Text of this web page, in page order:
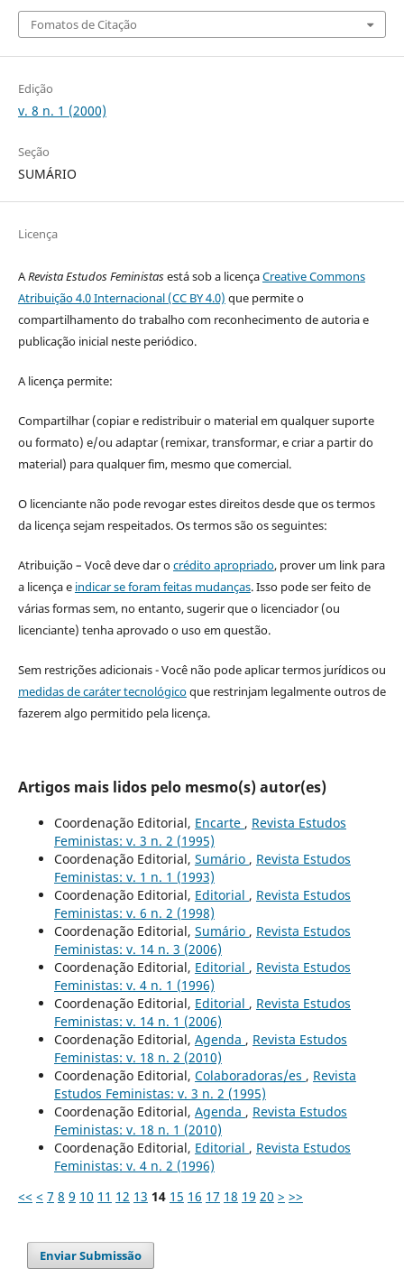
Fomatos de Citação
Edição
v. 8 n. 1 (2000)
Seção
SUMÁRIO
Licença
ARevista Estudos Feministasestá sob a licençaCreative Commons
Atribuição 4.0 Internacional (CC BY 4.0) que permite o
compartilhamento do trabalho com reconhecimento de autoria e
publicação inicial neste periódico.
A licença permite:
Compartilhar (copiar e redistribuir o material em qualquer suporte
ou formato) e/ou adaptar (remixar, transformar, e criar a partir do
material) para qualquer fim, mesmo que comercial.
O licenciante não pode revogar estes direitos desde que os termos
da licença sejam respeitados. Os termos são os seguintes:
Atribuição – Você deve dar ocrédito apropriado, prover um link para
a licença e indicar se foram feitas mudanças. Isso pode ser feito de
várias formas sem, no entanto, sugerir que o licenciador (ou
licenciante) tenha aprovado o uso em questão.
Sem restrições adicionais - Você não pode aplicar termos jurídicos ou
medidas de caráter tecnológicoque restrinjam legalmente outros de
fazerem algo permitido pela licença.
Artigos mais lidos pelo mesmo(s) autor(es)
Coordenação Editorial, Encarte , Revista Estudos
Feministas: v. 3 n. 2 (1995)
Coordenação Editorial, Sumário , Revista Estudos
Feministas: v. 1 n. 1 (1993)
Coordenação Editorial, Editorial , Revista Estudos
Feministas: v. 6 n. 2 (1998)
Coordenação Editorial, Sumário , Revista Estudos
Feministas: v. 14 n. 3 (2006)
Coordenação Editorial, Editorial , Revista Estudos
Feministas: v. 4 n. 1 (1996)
Coordenação Editorial, Editorial , Revista Estudos
Feministas: v. 14 n. 1 (2006)
Coordenação Editorial, Agenda , Revista Estudos
Feministas: v. 18 n. 2 (2010)
Coordenação Editorial, Colaboradoras/es , Revista
Estudos Feministas: v. 3 n. 2 (1995)
Coordenação Editorial, Agenda , Revista Estudos
Feministas: v. 18 n. 1 (2010)
Coordenação Editorial, Editorial , Revista Estudos
Feministas: v. 4 n. 2 (1996)
<< < 7 8 9 10 11 12 13 14 15 16 17 18 19 20 > >>
Enviar Submissão